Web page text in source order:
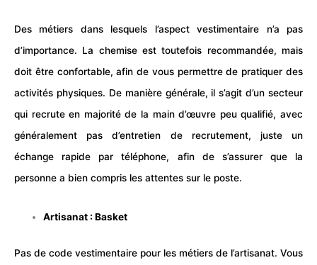
Des métiers dans lesquels l’aspect vestimentaire n’a pas
d’importance. La chemise est toutefois recommandée, mais
doit être confortable, afin de vous permettre de pratiquer des
activités physiques. De manière générale, il s’agit d’un secteur
qui recrute en majorité de la main d’œuvre peu qualifié, avec
généralement pas d’entretien de recrutement, juste un
échange rapide par téléphone, afin de s’assurer que la
personne a bien compris les attentes sur le poste.
Artisanat : Basket
Pas de code vestimentaire pour les métiers de l’artisanat. Vous